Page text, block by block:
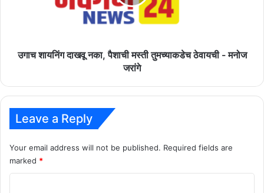
मनोज
उगाच शायनिंग दाखवू नका, पैशाची मस्ती तुमच्याकडेच ठेवायची - मनोज
जरांगे
Leave a Reply
Your email address will not be published. Required fields are
marked *